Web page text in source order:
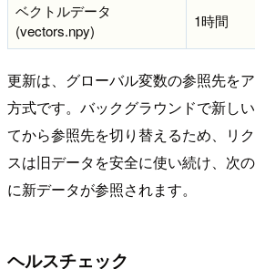
ベクトルデータ
(vectors.npy)
1時間
更新は、グローバル変数の参照先を
方式です。バックグラウンドで新し
てから参照先を切り替えるため、リ
スは旧データを安全に使い続け、次
に新データが参照されます。
ヘルスチェック